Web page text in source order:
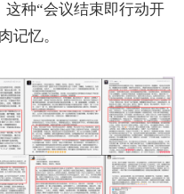
种“会议结束即行动开
记忆。